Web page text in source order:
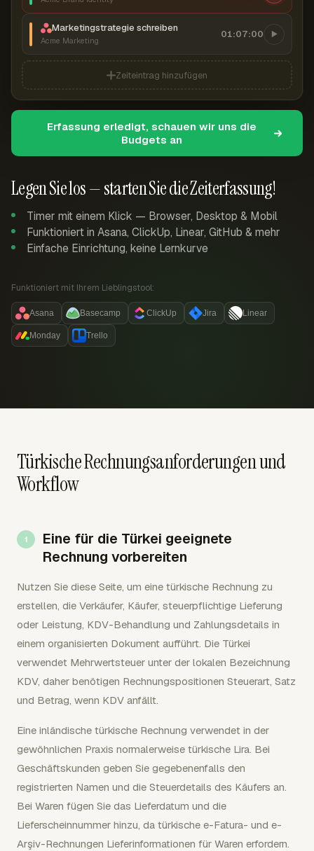
Legen Sie los — starten Sie die Zeiterfassung!
Timer mit einem Klick — Browser, Desktop & Mobil
Funktioniert in Asana, ClickUp, Linear, GitHub & mehr
Einfache Einrichtung, keine Lernkurve
Funktioniert mit Ihrem Lieblingstool:
Asana Basecamp ClickUp Jira Linear
Monday Trello
Marketingstrategie schreiben
Acme Marketing
01:07:00
Zeiteintrag hinzufügen
Erfassung erledigt, schauen wir uns die
Budgets an
Türkische Rechnungsanforderungen und
Workflow
Eine für die Türkei geeignete
Rechnung vorbereiten
Nutzen Sie diese Seite, um eine türkische Rechnung zu
erstellen, die Verkäufer, Käufer, steuerpflichtige Lieferung
oder Leistung, KDV-Behandlung und Zahlungsdetails in
einem organisierten Dokument aufführt. Die Türkei
verwendet Mehrwertsteuer unter der lokalen Bezeichnung
KDV, daher benötigen Rechnungspositionen Steuerart, Satz
und Betrag, wenn KDV anfällt.
Eine inländische türkische Rechnung verwendet in der
gewöhnlichen Praxis normalerweise türkische Lira. Bei
Geschäftskunden geben Sie gegebenenfalls den
registrierten Namen und die Steuerdetails des Käufers an.
Bei Waren fügen Sie das Lieferdatum und die
Lieferscheinnummer hinzu, da türkische e-Fatura- und e-
Arşiv-Rechnungen Lieferinformationen für Waren erfordern.